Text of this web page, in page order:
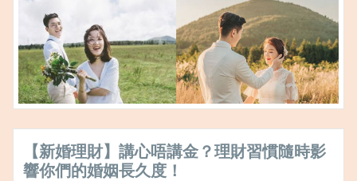
【新婚理財】講心唔講金？理財習慣隨時影
響你們的婚姻長久度！